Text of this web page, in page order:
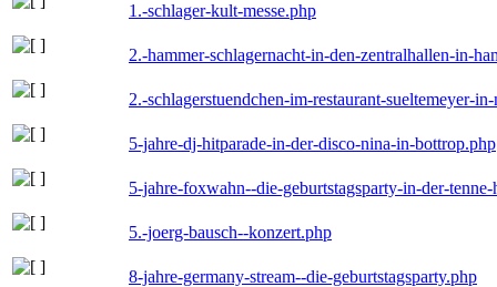
1.-schlager-kult-messe.php
2.-hammer-schlagernacht-in-den-zentralhallen-in-
2.-schlagerstuendchen-im-restaurant-sueltemeyer-
5-jahre-dj-hitparade-in-der-disco-nina-in-bottrop.php
5-jahre-foxwahn--die-geburtstagsparty-in-der-tenne-
5.-joerg-bausch--konzert.php
8-jahre-germany-stream--die-geburtstagsparty.php